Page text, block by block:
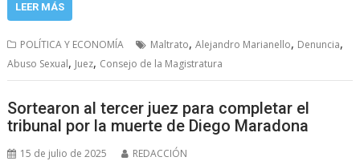
LEER MÁS
POLÍTICA Y ECONOMÍA Maltrato,Alejandro Marianello, Denuncia,
Abuso Sexual, Juez, Consejo de la Magistratura
Sortearon al tercer juez para completar el
tribunal por la muerte de Diego Maradona
15 de julio de 2025 REDACCIÓN